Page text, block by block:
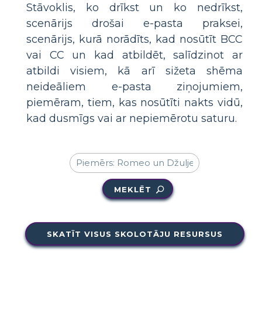
Stāvoklis, ko drīkst un ko nedrīkst,
scenārijs drošai e-pasta praksei,
scenārijs, kurā norādīts, kad nosūtīt BCC
vai CC un kad atbildēt, salīdzinot ar
atbildi visiem, kā arī sižeta shēma
neideāliem e-pasta ziņojumiem,
piemēram, tiem, kas nosūtīti nakts vidū,
kad dusmīgs vai ar nepiemērotu saturu.
MEKLĒT
SKATĪT VISUS SKOLOTĀJU RESURSUS